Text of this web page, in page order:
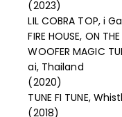
(2023)
LIL COBRA TOP, i
FIRE HOUSE, ON
WOOFER MAGIC
ai, Thailand
(2020)
TUNE FI TUNE,
(2018)